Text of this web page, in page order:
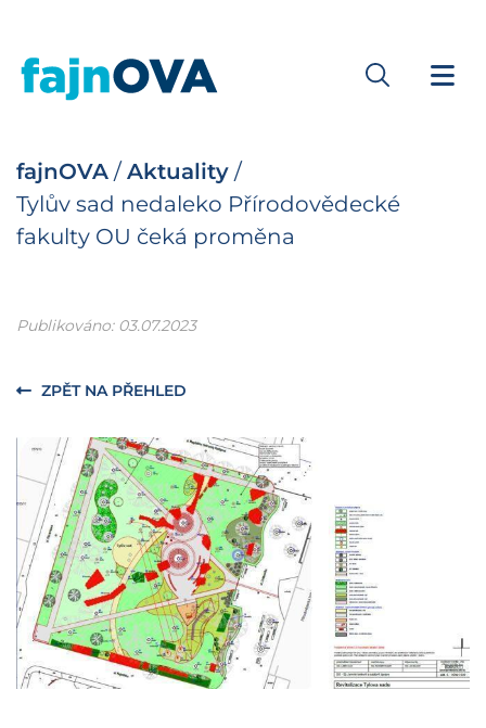
fajnOVA / Aktuality /
Tylův sad nedaleko Přírodovědecké
fakulty OU čeká proměna
Publikováno: 03.07.2023
ZPĚT NA PŘEHLED